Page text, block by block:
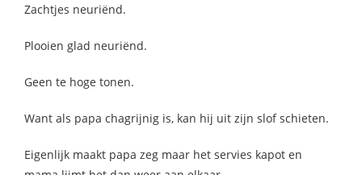
Zachtjes neuriënd.
Plooien glad neuriënd.
Geen te hoge tonen.
Want als papa chagrijnig is, kan hij uit zijn slof schieten.
Eigenlijk maakt papa zeg maar het servies kapot en